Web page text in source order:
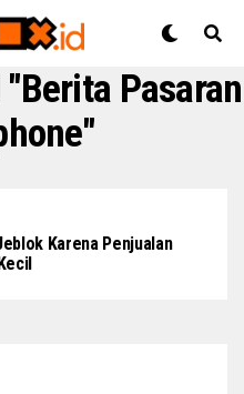
Pasaran
Karena Penjualan